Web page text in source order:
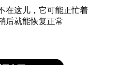
在这儿，它可能正忙着
后就能恢复正常